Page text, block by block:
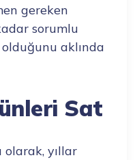
gereken
sorumlu
aklında
Sat
olarak, yıllar